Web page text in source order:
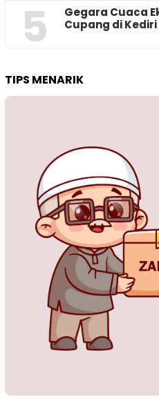
5
‎Gegara Cuaca
Cupang di
TIPS MENARIK